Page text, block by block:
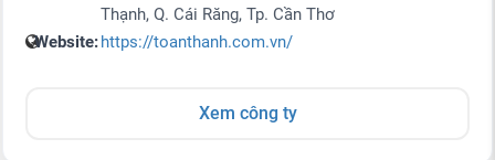
Thạnh, Q. Cái Răng, Tp. Cần Thơ
Website:https://toanthanh.com.vn/
Xem công ty